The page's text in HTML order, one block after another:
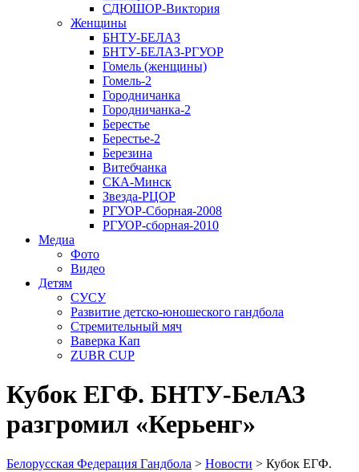
СДЮШОР-Виктория
Женщины
БНТУ-БЕЛАЗ
БНТУ-БЕЛАЗ-РГУОР
Гомель (женщины)
Гомель-2
Городничанка
Городничанка-2
Берестье
Берестье-2
Березина
Витебчанка
СКА-Минск
Звезда-РЦОР
РГУОР-Сборная-2008
РГУОР-сборная-2010
Медиа
Фото
Видео
Детям
СУСУ
Развитие детско-юношеского гандбола
Стремительный мяч
Ваверка Кап
ZUBR CUP
Кубок ЕГФ. БНТУ-БелАЗ
разгромил «Керьенг»
Белорусская Федерация Гандбола > Новости > Кубок ЕГФ.